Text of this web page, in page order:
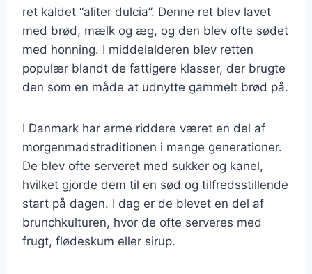
ret kaldet “aliter dulcia”. Denne ret blev lavet
med brød, mælk og æg, og den blev ofte sødet
med honning. I middelalderen blev retten
populær blandt de fattigere klasser, der brugte
den som en måde at udnytte gammelt brød på.
I Danmark har arme riddere været en del af
morgenmadstraditionen i mange generationer.
De blev ofte serveret med sukker og kanel,
hvilket gjorde dem til en sød og tilfredsstillende
start på dagen. I dag er de blevet en del af
brunchkulturen, hvor de ofte serveres med
frugt, flødeskum eller sirup.